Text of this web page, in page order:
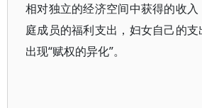
相对独立的经济空间中获得的收
庭成员的福利支出，妇女自己的支
出现“赋权的异化”。